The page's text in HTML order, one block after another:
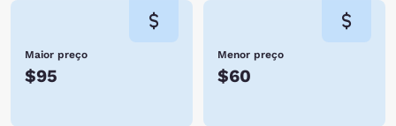
Maior preço
$95
Menor preço
$60